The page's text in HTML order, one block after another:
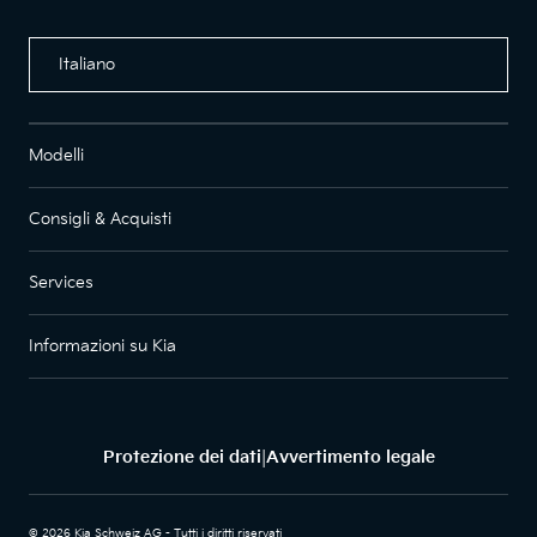
Italiano
Modelli
Consigli & Acquisti
Services
Informazioni su Kia
Protezione dei dati Avvertimento legale
© 2026 Kia Schweiz AG - Tutti i diritti riservati